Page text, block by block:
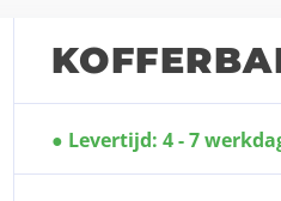
Levertijd: 4 - 7